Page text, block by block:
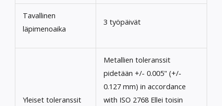
Tavallinen
läpimenoaika
3 työpäivät
Yleiset toleranssit
Metallien toleranssit
pidetään +/- 0.005" (+/-
0.127 mm) in accordance
with ISO 2768 Ellei toisin